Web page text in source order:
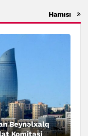
Hamısı
Beynəlxalq
Komitəsi